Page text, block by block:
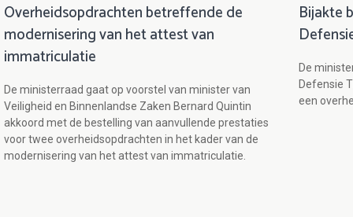
Overheidsopdrachten betreffende de
modernisering van het attest van
immatriculatie
De ministerraad gaat op voorstel van minister van
Veiligheid en Binnenlandse Zaken Bernard Quintin
akkoord met de bestelling van aanvullende prestaties
voor twee overheidsopdrachten in het kader van de
modernisering van het attest van immatriculatie.
Bijakte
De
Defensie
een